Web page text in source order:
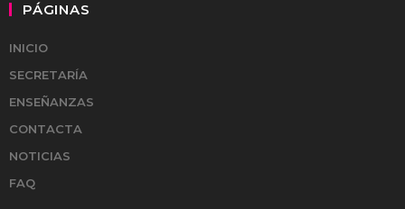
PÁGINAS
INICIO
SECRETARÍA
ENSEÑANZAS
CONTACTA
NOTICIAS
FAQ